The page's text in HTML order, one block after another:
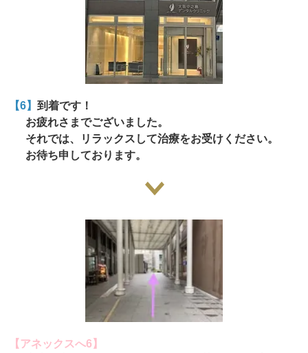
【6】到着です！
お疲れさまでございました。
それでは、リラックスして治療をお受けください。
お待ち申しております。
【アネックスへ6】